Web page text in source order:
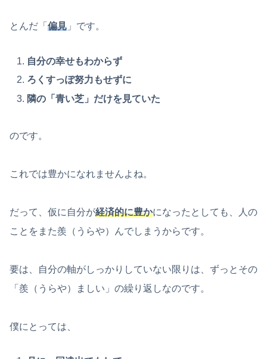
とんだ「 偏見 」です。
自分の幸せもわからず
ろくすっぽ努力もせずに
隣の「青い芝」だけを見ていた
のです。
これでは豊かになれませんよね。
だって、仮に自分が経済的に豊かになったとしても、人の
ことをまた羨（うらや）んでしまうからです。
要は、自分の軸がしっかりしていない限りは、ずっとその
「羨（うらや）ましい」の繰り返しなのです。
僕にとっては、